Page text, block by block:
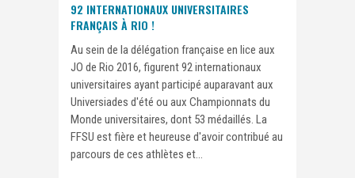
92 INTERNATIONAUX UNIVERSITAIRES
FRANÇAIS À RIO !
Au sein de la délégation française en lice aux
JO de Rio 2016, figurent 92 internationaux
universitaires ayant participé auparavant aux
Universiades d'été ou aux Championnats du
Monde universitaires, dont 53 médaillés. La
FFSU est fière et heureuse d'avoir contribué au
parcours de ces athlètes et...